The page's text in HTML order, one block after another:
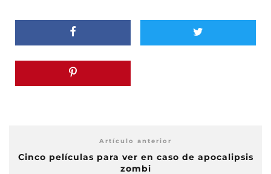
Artículo anterior
Cinco películas para ver en caso de apocalipsis
zombi